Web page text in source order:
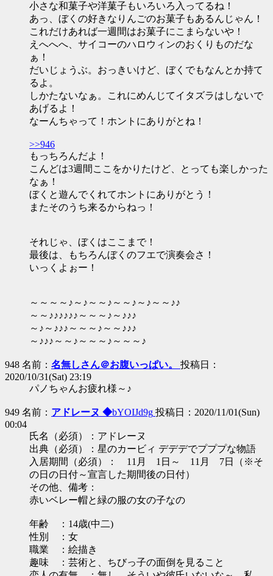
小さな和菓子や洋菓子もいろいろ入ってるね！
あっ、ぼくの好きなりんごのお菓子もあるんじゃん！
これだけあれば一週間はお菓子にこまらないや！
えへへへ、サイコーのハロウィンのおくりものだな
ぁ！
だいじょうぶ。おっきいけど、ぼくでもなんとか持て
るよ。
しかたないなぁ。これにめんじてイタズラはしないで
あげるよ！
なーんちゃって！ホントにありがとね！
>>946
もっちろんだよ！
こんどは3週間ここをかりたけど、とっても楽しかった
なぁ！
ぼくと遊んでくれてホントにありがとう！
またそのうち来るからねっ！
それじゃ、ぼくはここまで！
最後は、もちろんぼくのフエで演奏会さ！
いっくよぉー！
～～～～♪～♪～～♪～～♪～♪～～♪♪
～～♪♪♪♪♪♪～～～♪～♪♪♪
～♪～♪♪♪～～～♪～～♪♪♪
～♪♪♪～～♪～～～♪～～～♪
948 名前： 名無しさん＠お腹いっぱい。 投稿日：
2020/10/31(Sat) 23:19
パノちゃんお疲れ様～♪
949 名前： アドレーヌ ◆bYOIJd9g 投稿日：2020/11/01(Sun)
00:04
氏名（必須）：アドレーヌ
出典（必須）：星のカービィ デデデでプププな物語
入居期間（必須）： 11月 1日～ 11月 7日（※そ
の日の日付～宣言した期間後の日付）
その他、備考：
赤いベレー帽と緑の服の女の子なの
年齢 ：14歳(中二)
性別 ：女
職業 ：絵描き
趣味 ：芸術と、ちびっ子の面倒を見ること